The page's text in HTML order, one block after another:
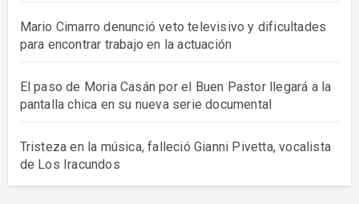
Mario Cimarro denunció veto televisivo y dificultades
para encontrar trabajo en la actuación
El paso de Moria Casán por el Buen Pastor llegará a la
pantalla chica en su nueva serie documental
Tristeza en la música, falleció Gianni Pivetta, vocalista
de Los Iracundos